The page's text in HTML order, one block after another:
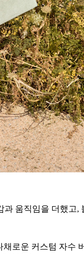
움직임을 더했고
채로운 커스텀 자